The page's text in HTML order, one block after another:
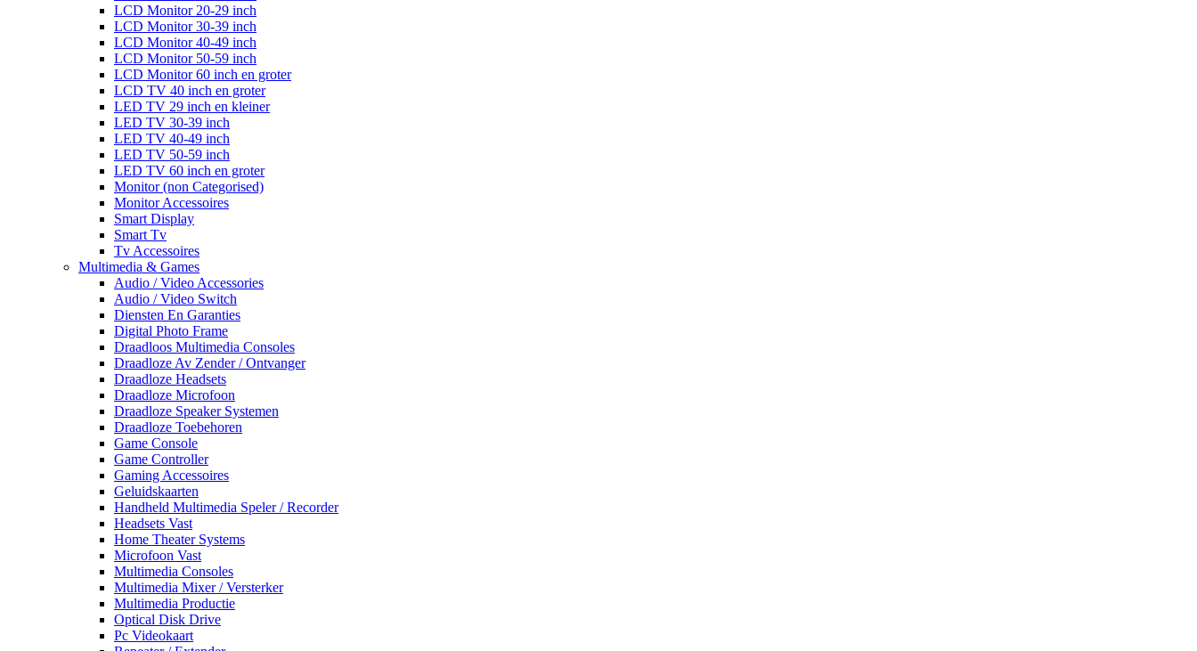
LCD Monitor 20-29 inch
LCD Monitor 30-39 inch
LCD Monitor 40-49 inch
LCD Monitor 50-59 inch
LCD Monitor 60 inch en groter
LCD TV 40 inch en groter
LED TV 29 inch en kleiner
LED TV 30-39 inch
LED TV 40-49 inch
LED TV 50-59 inch
LED TV 60 inch en groter
Monitor (non Categorised)
Monitor Accessoires
Smart Display
Smart Tv
Tv Accessoires
Multimedia & Games
Audio / Video Accessories
Audio / Video Switch
Diensten En Garanties
Digital Photo Frame
Draadloos Multimedia Consoles
Draadloze Av Zender / Ontvanger
Draadloze Headsets
Draadloze Microfoon
Draadloze Speaker Systemen
Draadloze Toebehoren
Game Console
Game Controller
Gaming Accessoires
Geluidskaarten
Handheld Multimedia Speler / Recorder
Headsets Vast
Home Theater Systems
Microfoon Vast
Multimedia Consoles
Multimedia Mixer / Versterker
Multimedia Productie
Optical Disk Drive
Pc Videokaart